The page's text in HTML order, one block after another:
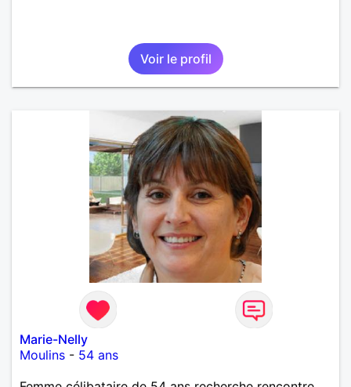
Voir le profil
Marie-Nelly
Moulins - 54 ans